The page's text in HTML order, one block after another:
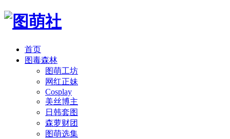
首页
图毒森林
图萌工坊
网红正妹
Cosplay
美丝博主
日韩套图
森萝财团
图萌选集